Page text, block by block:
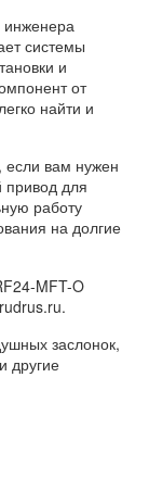
системы
и
от
найти и
если вам нужен
для
работу
на долгие
MFT-O
заслонок,
другие